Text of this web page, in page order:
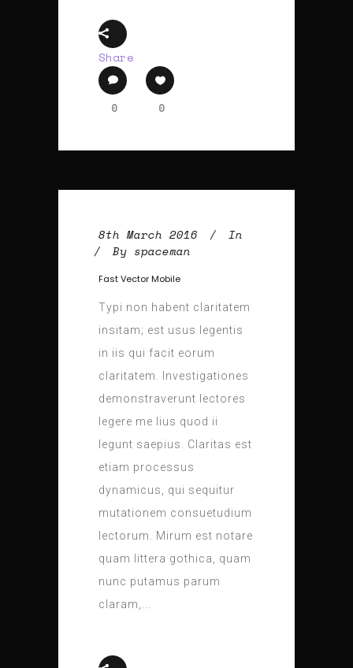
Share
0 0
8th March 2016
In
By spaceman
Fast Vector Mobile
Typi non habent claritatem
insitam; est usus legentis
in iis qui facit eorum
claritatem. Investigationes
demonstraverunt lectores
legere me lius quod ii
legunt saepius. Claritas est
etiam processus
dynamicus, qui sequitur
mutationem consuetudium
lectorum. Mirum est notare
quam littera gothica, quam
nunc putamus parum
claram,...